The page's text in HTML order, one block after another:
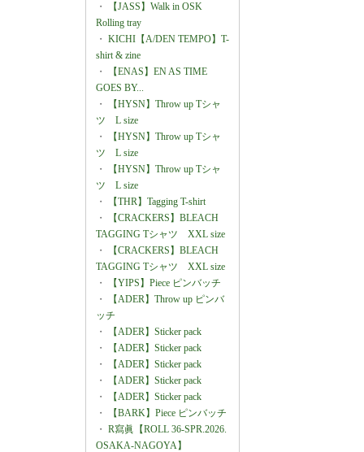
・
【JASS】Walk in OSK
Rolling tray
・ KICHI【A/DEN TEMPO】T-
shirt & zine
・
【ENAS】EN AS TIME
GOES BY...
・
【HYSN】Throw up Tシャ
ツ L size
・
【HYSN】Throw up Tシャ
ツ L size
・
【HYSN】Throw up Tシャ
ツ L size
・
【THR】Tagging T-shirt
・
【CRACKERS】BLEACH
TAGGING Tシャツ XXL size
・
【CRACKERS】BLEACH
TAGGING Tシャツ XXL size
・
【YIPS】Piece ピンバッチ
・
【ADER】Throw up ピンバ
ッチ
・
【ADER】Sticker pack
・
【ADER】Sticker pack
・
【ADER】Sticker pack
・
【ADER】Sticker pack
・
【ADER】Sticker pack
・
【BARK】Piece ピンバッチ
・ R寫眞【ROLL 36-SPR.2026.
OSAKA-NAGOYA】